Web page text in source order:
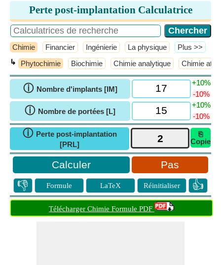
Perte post-implantation Calculatrice
Chimie Financier Ingénierie La physique ​Plus >>
↳ Phytochimie Biochimie Chimie analytique Chimie
ⓘ Nombre d'implants [IM]
+10%
-10%
ⓘ Nombre de portées [L]
+10%
-10%
ⓘ Perte post-implantation
[PRL]
⎘
Copie
Pas
👎 Formule LaTeX Réinitialiser 👍
Télécharger Chimie Formule PDF